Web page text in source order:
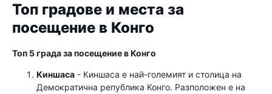
Топ градове и места за
посещение в Конго
Топ 5 града за посещение в Конго
Киншаса - Киншаса е най-големият и столица на
Демократична република Конго. Разположен е на